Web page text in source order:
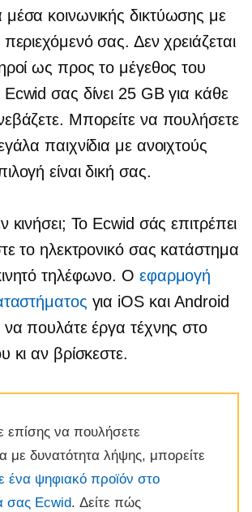
κοινωνικής δικτύωσης με
σας. Δεν χρειάζεται
ως προς το μέγεθος του
σας δίνει 25 GB για κάθε
Μπορείτε να πουλήσετε
παιχνίδια με ανοιχτούς
είναι δική σας.
κινήσει; Το Ecwid σάς επιτρέπει
το ηλεκτρονικό σας κατάστημα
τηλέφωνο. Ο εφαρμογή
για iOS και Android
να πουλάτε έργα τέχνης στο
κι αν βρίσκεστε.
επίσης να πουλήσετε
με δυνατότητα λήψης, μπορείτε
ένα ψηφιακό προϊόν στο
σας Ecwid. Δείτε πώς